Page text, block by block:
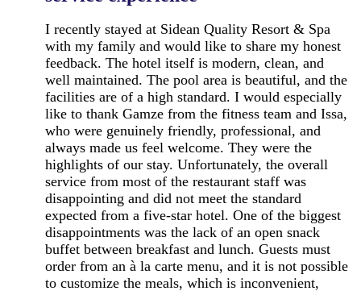
I recently stayed at Sidean Quality Resort & Spa
with my family and would like to share my honest
feedback. The hotel itself is modern, clean, and
well maintained. The pool area is beautiful, and the
facilities are of a high standard. I would especially
like to thank Gamze from the fitness team and Issa,
who were genuinely friendly, professional, and
always made us feel welcome. They were the
highlights of our stay. Unfortunately, the overall
service from most of the restaurant staff was
disappointing and did not meet the standard
expected from a five-star hotel. One of the biggest
disappointments was the lack of an open snack
buffet between breakfast and lunch. Guests must
order from an à la carte menu, and it is not possible
to customize the meals, which is inconvenient,